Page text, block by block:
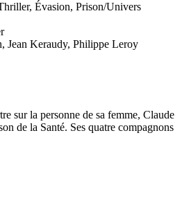
Évasion, Prison/Univers
Jean Keraudy, Philippe Leroy
sur la personne de sa femme, Claude
de la Santé. Ses quatre compagnons